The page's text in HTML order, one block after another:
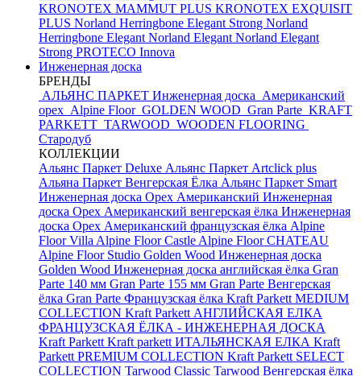
KRONOTEX MAMMUT PLUS KRONOTEX EXQUISIT
PLUS Norland Herringbone Elegant Strong Norland
Herringbone Elegant Norland Elegant Norland Elegant
Strong PROTECO Innova
Инженерная доска
БРЕНДЫ
АЛЬЯНС ПАРКЕТ Инженерная доска Американский
орех Alpine Floor GOLDEN WOOD Gran Parte KRAFT
PARKETT TARWOOD WOODEN FLOORING
Стародуб
КОЛЛЕКЦИИ
Альянс Паркет Deluxe Альянс Паркет Artclick plus
Альяна Паркет Венгерская Ёлка Альянс Паркет Smart
Инженерная доска Орех Американский Инженерная
доска Орех Американский венгерская ёлка Инженерная
доска Орех Американский французская ёлка Alpine
Floor Villa Alpine Floor Castle Alpine Floor CHATEAU
Alpine Floor Studio Golden Wood Инженерная доска
Golden Wood Инженерная доска английская ёлка Gran
Parte 140 мм Gran Parte 155 мм Gran Parte Венгерская
ёлка Gran Parte Французская ёлка Kraft Parkett MEDIUM
COLLECTION Kraft Parkett АНГЛИЙСКАЯ ЕЛКА
ФРАНЦУЗСКАЯ ЁЛКА - ИНЖЕНЕРНАЯ ДОСКА
Kraft Parkett Kraft parkett ИТАЛЬЯНСКАЯ ЕЛКА Kraft
Parkett PREMIUM COLLECTION Kraft Parkett SELECT
COLLECTION Tarwood Classic Tarwood Венгерская ёлка